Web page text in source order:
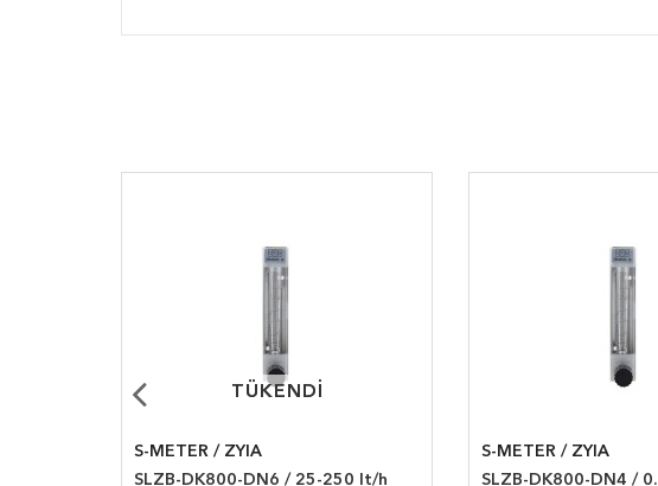
TÜKENDI
TÜKENDI
S-METER / ZYIA
SLZB-DK800-DN6 / 25-250 lt/h
S-METER / ZYIA
SLZB-DK800-DN4 /